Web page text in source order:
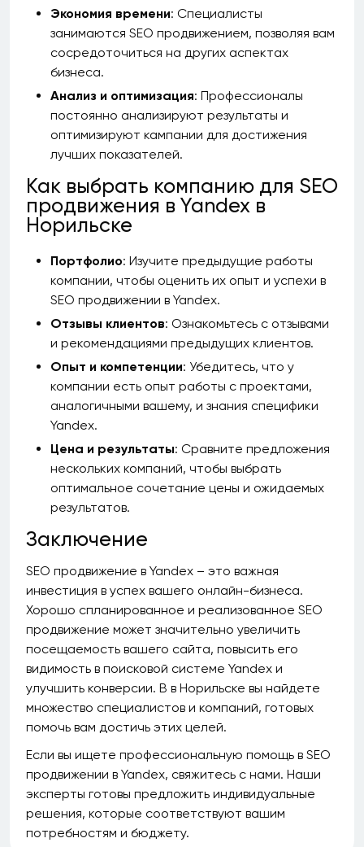
Экономия времени: Специалисты
занимаются SEO продвижением, позволяя вам
сосредоточиться на других аспектах
бизнеса.
Анализ и оптимизация: Профессионалы
постоянно анализируют результаты и
оптимизируют кампании для достижения
лучших показателей.
Как выбрать компанию для SEO
продвижения в Yandex в
Норильске
Портфолио: Изучите предыдущие работы
компании, чтобы оценить их опыт и успехи в
SEO продвижении в Yandex.
Отзывы клиентов: Ознакомьтесь с отзывами
и рекомендациями предыдущих клиентов.
Опыт и компетенции: Убедитесь, что у
компании есть опыт работы с проектами,
аналогичными вашему, и знания специфики
Yandex.
Цена и результаты: Сравните предложения
нескольких компаний, чтобы выбрать
оптимальное сочетание цены и ожидаемых
результатов.
Заключение
SEO продвижение в Yandex – это важная
инвестиция в успех вашего онлайн-бизнеса.
Хорошо спланированное и реализованное SEO
продвижение может значительно увеличить
посещаемость вашего сайта, повысить его
видимость в поисковой системе Yandex и
улучшить конверсии. В в Норильске вы найдете
множество специалистов и компаний, готовых
помочь вам достичь этих целей.
Если вы ищете профессиональную помощь в SEO
продвижении в Yandex, свяжитесь с нами. Наши
эксперты готовы предложить индивидуальные
решения, которые соответствуют вашим
потребностям и бюджету.